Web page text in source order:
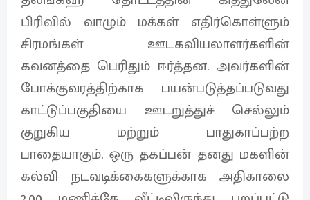
பிரிவில் வாழும் மக்கள் எதிர்கொள்ளும்
சிரமங்கள் ஊடகவியலாளர்களின்
கவனத்தை பெரிதும் ஈர்த்தன. அவர்களின்
போக்குவரத்திற்காக பயன்படுத்தப்படுவது
காட்டுப்பகுதியை ஊடறுத்துச் செல்லும்
குறுகிய மற்றும் பாதுகாப்பற்ற
பாதையாகும். ஒரு தகப்பன் தனது மகளின்
கல்வி நடவடிக்கைகளுக்காக அதிகாலை